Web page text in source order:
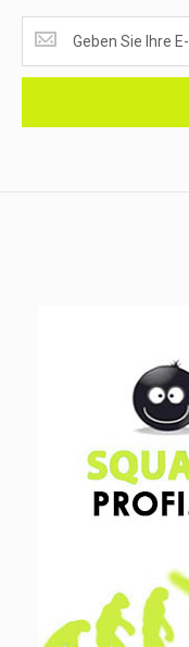
EMPFANGEN?
<br>MELDE